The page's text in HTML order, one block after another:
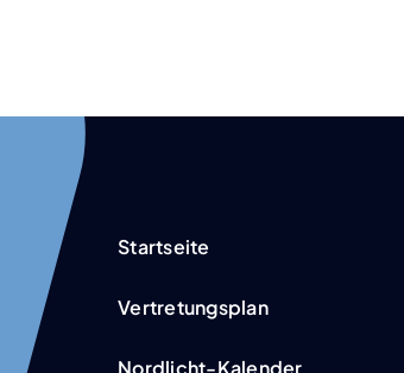
Start­sei­te
Ver­tre­tungs­plan
Nor­­d­­­licht-Kalen­­­der